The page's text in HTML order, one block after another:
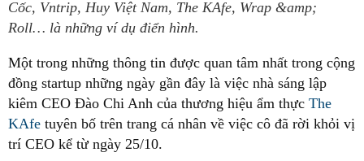
Cốc, Vntrip, Huy Việt Nam, The KAfe, Wrap &amp;
Roll… là những ví dụ điển hình.
Một trong những thông tin được quan tâm nhất trong cộng
đồng startup những ngày gần đây là việc nhà sáng lập
kiêm CEO Đào Chi Anh của thương hiệu ẩm thực The
KAfe tuyên bố trên trang cá nhân về việc cô đã rời khỏi vị
trí CEO kể từ ngày 25/10.